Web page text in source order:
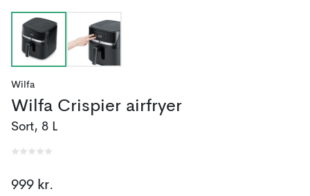
Wilfa
Wilfa Crispier airfryer
Sort, 8 L
999 kr.